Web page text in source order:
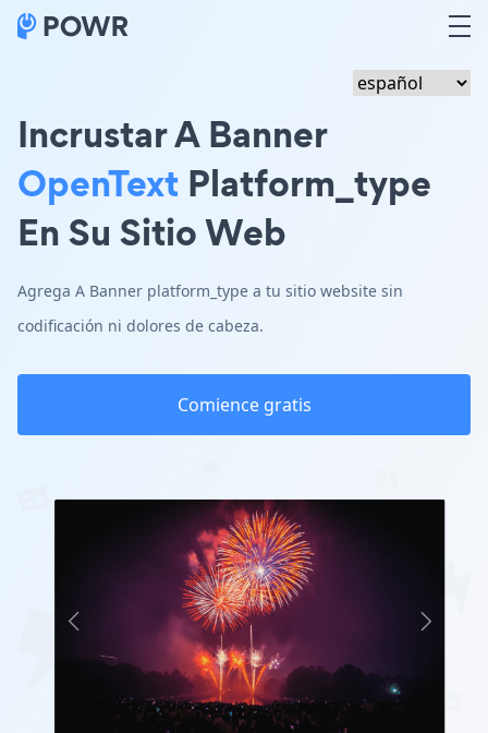
Incrustar A Banner
OpenText Platform_type
En Su Sitio Web
Agrega A Banner platform_type a tu sitio website sin
codificación ni dolores de cabeza.
Comience gratis